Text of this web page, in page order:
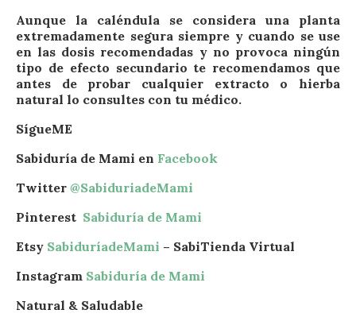
Aunque la caléndula se considera una planta
extremadamente segura siempre y cuando se use
en las dosis recomendadas y no provoca ningún
tipo de efecto secundario te recomendamos que
antes de probar cualquier extracto o hierba
natural lo consultes con tu médico.
SígueME
Sabiduría de Mami en Facebook
Twitter @SabiduriadeMami
Pinterest Sabiduría de Mami
Etsy SabiduríadeMami – SabiTienda Virtual
Instagram Sabiduría de Mami
Natural & Saludable